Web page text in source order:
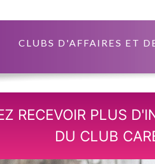
CLUBS D'AFFAIRES ET
RECEVOIR PLUS
DU CLUB